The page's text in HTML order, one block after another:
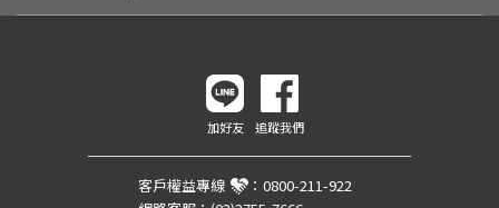
加好友 追蹤我們
客戶權益專線 ： 0800-211-922